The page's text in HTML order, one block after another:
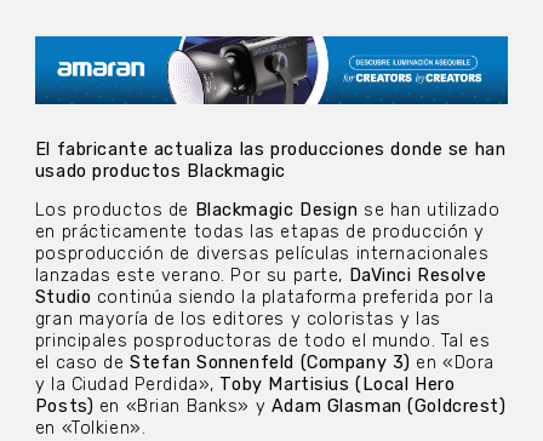
El fabricante actualiza las producciones donde se han
usado productos Blackmagic
Los productos de Blackmagic Design se han utilizado
en prácticamente todas las etapas de producción y
posproducción de diversas películas internacionales
lanzadas este verano. Por su parte, DaVinci Resolve
Studio continúa siendo la plataforma preferida por la
gran mayoría de los editores y coloristas y las
principales posproductoras de todo el mundo. Tal es
el caso deStefan Sonnenfeld (Company 3) en «Dora
y la Ciudad Perdida», Toby Martisius (Local Hero
Posts) en «Brian Banks» y Adam Glasman (Goldcrest)
en «Tolkien».